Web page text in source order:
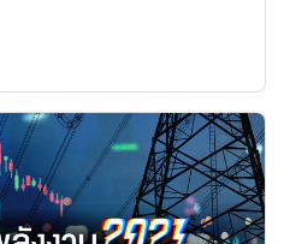
มาให้แฟน ๆ ของเจ้าปิกาจู
ด ๆ พร้อมพาคุณย้อนถึง
ใช้เป็นแรงบันดาลใจในการ
ด้หยิบคาแรกเตอร์ของเหล่า
ลงตัว ซึ่งในคอลเลคชั่นนี้
ก็ตสไตล์วินเทจ เดนิมขาตรง
551® Z Authentic